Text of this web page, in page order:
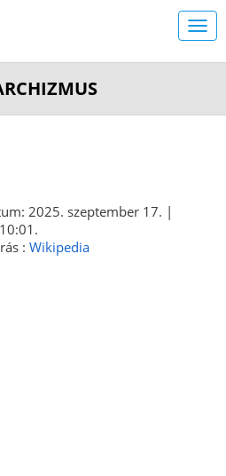
2025. szeptember 17. |
: Wikipedia